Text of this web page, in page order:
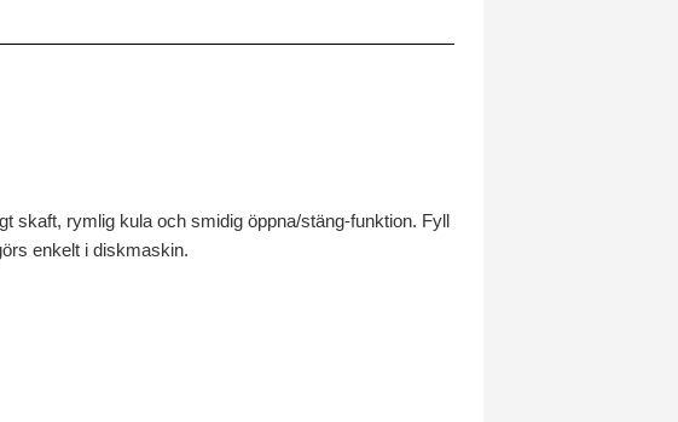
skaft, rymlig kula och smidig öppna/stäng-funktion. Fyll
enkelt i diskmaskin.